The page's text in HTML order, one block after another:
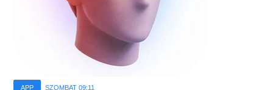
APP SZOMBAT 09:11